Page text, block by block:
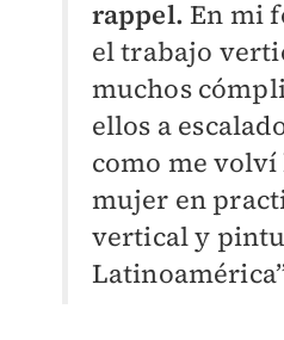
rappel. En mi
el trabajo
muchos
ellos a
como me
mujer en
vertical y